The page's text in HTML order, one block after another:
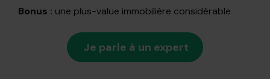
Bonus : une plus-value immobilière considérable
Je parle à un expert